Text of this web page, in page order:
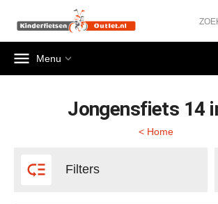
 Menu 
Jongensfiets 14
< Home
 Filters